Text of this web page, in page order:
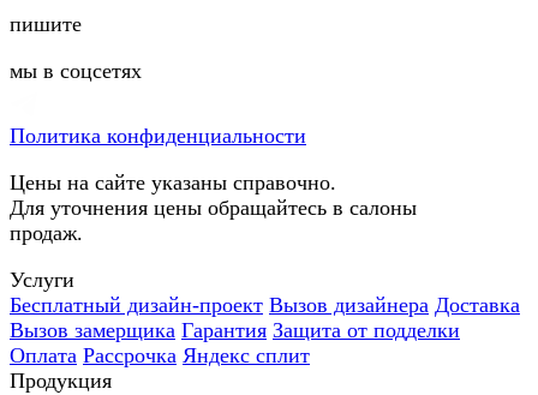
пишите
мы в соцсетях
Политика конфиденциальности
Цены на сайте указаны справочно.
Для уточнения цены обращайтесь в салоны
продаж.
Услуги
Бесплатный дизайн-проект Вызов дизайнера Доставка
Вызов замерщика Гарантия Защита от подделки
Оплата Рассрочка Яндекс сплит
Продукция